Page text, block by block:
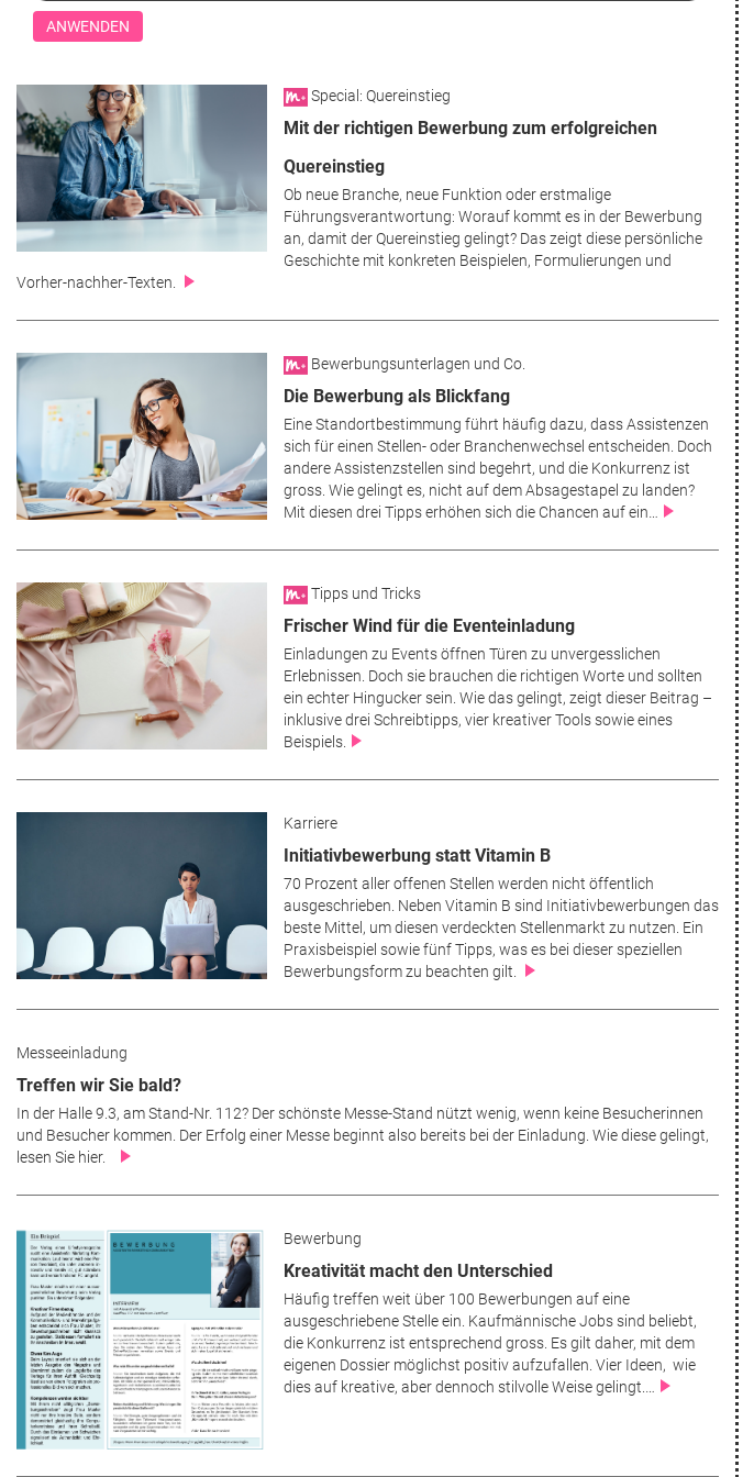
Special: Quereinstieg
Mit der richtigen Bewerbung zum erfolgreichen
Quereinstieg
Ob neue Branche, neue Funktion oder erstmalige
Führungsverantwortung: Worauf kommt es in der Bewerbung
an, damit der Quereinstieg gelingt? Das zeigt diese persönliche
Geschichte mit konkreten Beispielen, Formulierungen und
Vorher-nachher-Texten.
Bewerbungsunterlagen und Co.
Die Bewerbung als Blickfang
Eine Standortbestimmung führt häufig dazu, dass Assistenzen
sich für einen Stellen- oder Branchenwechsel entscheiden. Doch
andere Assistenzstellen sind begehrt, und die Konkurrenz ist
gross. Wie gelingt es, nicht auf dem Absagestapel zu landen?
Mit diesen drei Tipps erhöhen sich die Chancen auf ein…
Tipps und Tricks
Frischer Wind für die Eventeinladung
Einladungen zu Events öffnen Türen zu unvergesslichen
Erlebnissen. Doch sie brauchen die richtigen Worte und sollten
ein echter Hingucker sein. Wie das gelingt, zeigt dieser Beitrag –
inklusive drei Schreibtipps, vier kreativer Tools sowie eines
Beispiels.
Karriere
Initiativbewerbung statt Vitamin B
70 Prozent aller offenen Stellen werden nicht öffentlich
ausgeschrieben. Neben Vitamin B sind Initiativbewerbungen das
beste Mittel, um diesen verdeckten Stellenmarkt zu nutzen. Ein
Praxisbeispiel sowie fünf Tipps, was es bei dieser speziellen
Bewerbungsform zu beachten gilt.
Messeeinladung
Treffen wir Sie bald?
In der Halle 9.3, am Stand-Nr. 112? Der schönste Messe-Stand nützt wenig, wenn keine Besucherinnen
und Besucher kommen. Der Erfolg einer Messe beginnt also bereits bei der Einladung. Wie diese gelingt,
lesen Sie hier.
Bewerbung
Kreativität macht den Unterschied
Häufig treffen weit über 100 Bewerbungen auf eine
ausgeschriebene Stelle ein. Kaufmännische Jobs sind beliebt,
die Konkurrenz ist entsprechend gross. Es gilt daher, mit dem
eigenen Dossier möglichst positiv aufzufallen. Vier Ideen, wie
dies auf kreative, aber dennoch stilvolle Weise gelingt.…